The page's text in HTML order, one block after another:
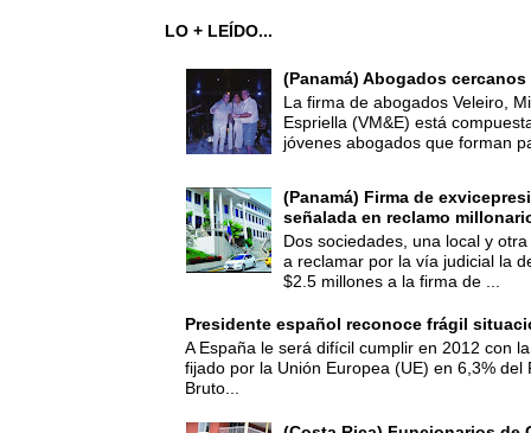
LO + LEÍDO...
(Panamá) Abogados
La firma de abogados Veleiro,
Espriella (VM&E) está
jóvenes abogados que forman
(Panamá) Firma de
señalada en reclamo
Dos sociedades, una local y
a reclamar por la vía judicial la
$2.5 millones a la firma de ...
Presidente español reconoce frágil
A España le será difícil cumplir en 2012 con
fijado por la Unión Europea (UE) en 6,3% del
Bruto...